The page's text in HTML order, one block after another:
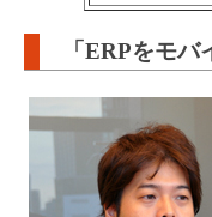
「ERPをモ